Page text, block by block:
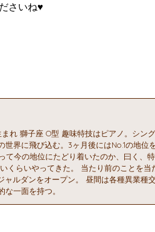
さいね♥
れ 獅子座 O型 趣味特技はピアノ。シン
界に飛び込む。3ヶ月後にはNo.1の地位
て今の地位にたどり着いたのか、曰く、
くらいやってきた。 当たり前のことを当
ャルダンをオープン。 昼間は各種異業種
一面を持つ。